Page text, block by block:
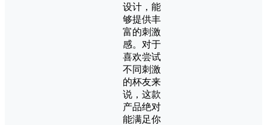
设计，能
够提供丰
富的刺激
感。对于
喜欢尝试
不同刺激
的杯友来
说，这款
产品绝对
能满足你